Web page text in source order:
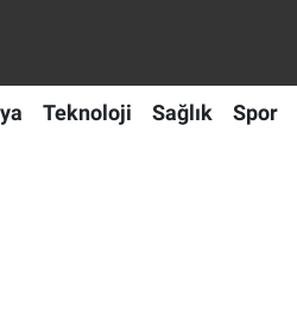
Teknoloji Sağlık Spor